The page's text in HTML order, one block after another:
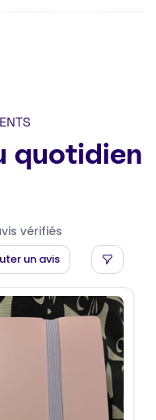
quotidien
vérifiés
un avis